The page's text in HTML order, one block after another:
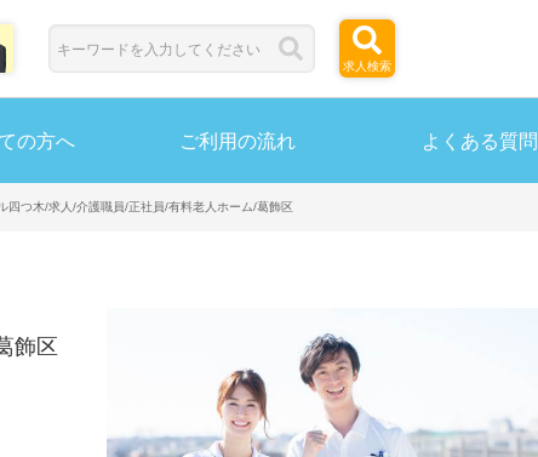
求人検索
の方へ ご利用の流れ よくある質問
四つ木/求人/介護職員/正社員/有料老人ホーム/葛飾区
飾区